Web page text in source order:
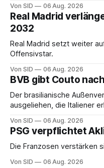
Von SID 06 Aug. 2026
Real Madrid
2032
Real Madrid setzt weiter
Offensivstar.
Von SID 06 Aug. 2026
BVB gibt Couto
Der brasilianische
ausgeliehen, die Italiener
Von SID 06 Aug. 2026
PSG verpflichtet
Die Franzosen verstärken
Von SID 06 Aug. 2026